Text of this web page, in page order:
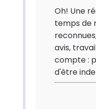
Oh! Une
temps de
avis,
compte :
d'être